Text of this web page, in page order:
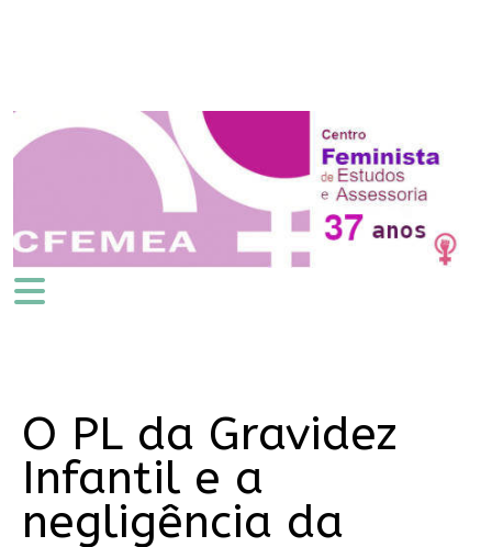
O PL da Gravidez
Infantil e a
negligência da